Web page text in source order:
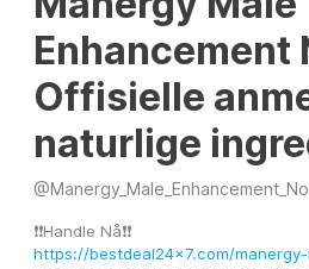
Enhancement
Offisielle
naturlige
@
❗❗Handle Nå❗❗
https://bestdeal24x7.com/